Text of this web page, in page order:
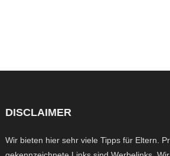
DISCLAIMER
Wir bieten hier sehr viele Tipps für Eltern.